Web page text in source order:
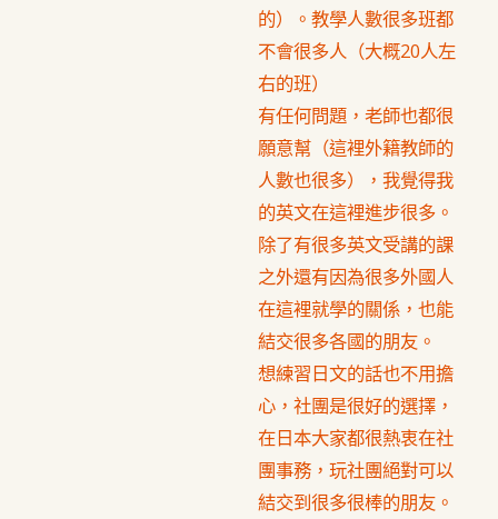
的）。教學人數很多班都
不會很多人（大概20人左
右的班）
有任何問題，老師也都很
願意幫（這裡外籍教師的
人數也很多），我覺得我
的英文在這裡進步很多。
除了有很多英文受講的課
之外還有因為很多外國人
在這裡就學的關係，也能
結交很多各國的朋友。
想練習日文的話也不用擔
心，社團是很好的選擇，
在日本大家都很熱衷在社
團事務，玩社團絕對可以
結交到很多很棒的朋友。